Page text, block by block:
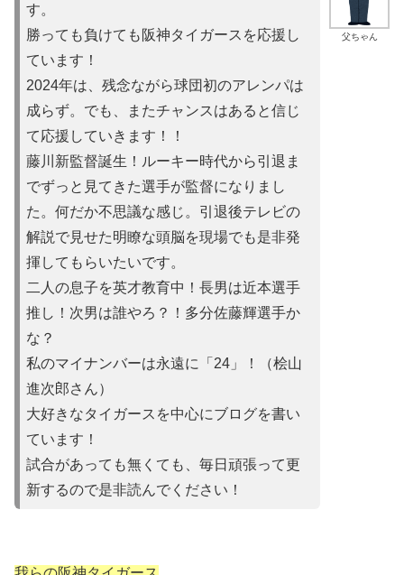
父ちゃん
す。
勝っても負けても阪神タイガースを応援し
ています！
2024年は、残念ながら球団初のアレンパは
成らず。でも、またチャンスはあると信じ
て応援していきます！！
藤川新監督誕生！ルーキー時代から引退ま
でずっと見てきた選手が監督になりまし
た。何だか不思議な感じ。引退後テレビの
解説で見せた明瞭な頭脳を現場でも是非発
揮してもらいたいです。
二人の息子を英才教育中！長男は近本選手
推し！次男は誰やろ？！多分佐藤輝選手か
な？
私のマイナンバーは永遠に「24」！（桧山
進次郎さん）
大好きなタイガースを中心にブログを書い
ています！
試合があって も無くても、毎日頑張って更
新するので是非読んでください！